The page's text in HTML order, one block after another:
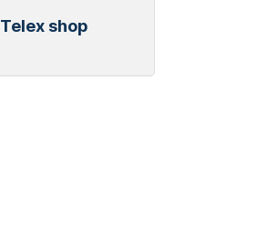
Telex shop